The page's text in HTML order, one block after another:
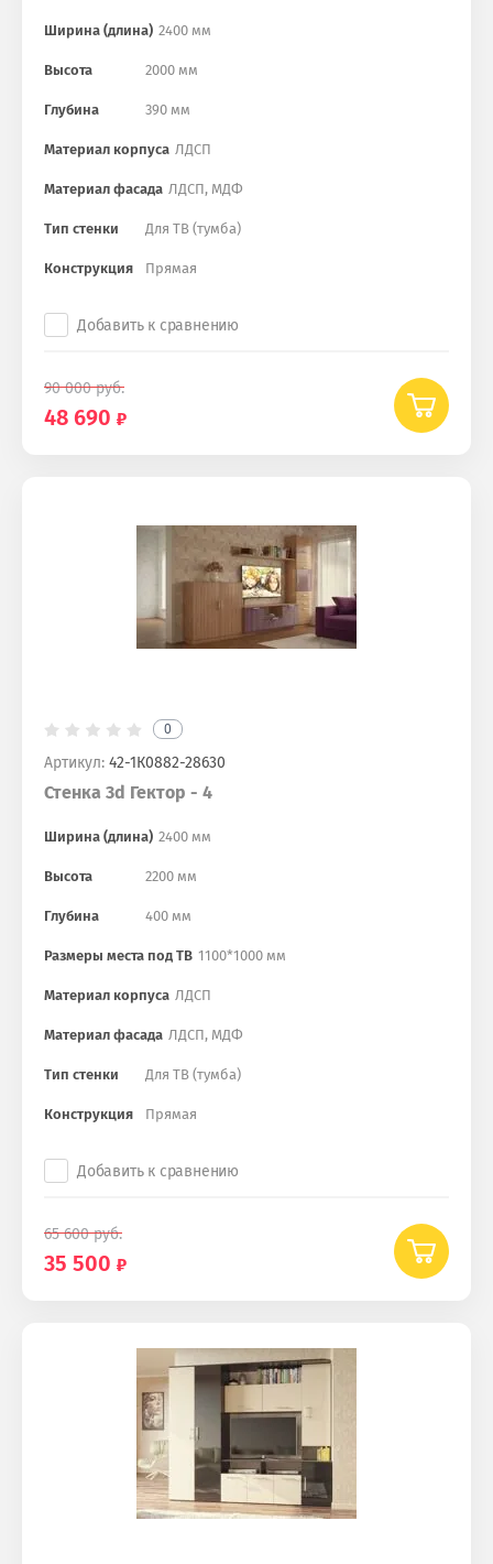
Ширина (длина) 2400 мм
Высота 2000 мм
Глубина 390 мм
Материал корпуса ЛДСП
Материал фасада ЛДСП, МДФ
Тип стенки Для ТВ (тумба)
Конструкция Прямая
Добавить к сравнению
90 000руб.
48 690
0
Артикул: 42-1К0882-28630
Стенка 3d Гектор - 4
Ширина (длина) 2400 мм
Высота 2200 мм
Глубина 400 мм
Размеры места под ТВ 1100*1000 мм
Материал корпуса ЛДСП
Материал фасада ЛДСП, МДФ
Тип стенки Для ТВ (тумба)
Конструкция Прямая
Добавить к сравнению
65 600руб.
35 500